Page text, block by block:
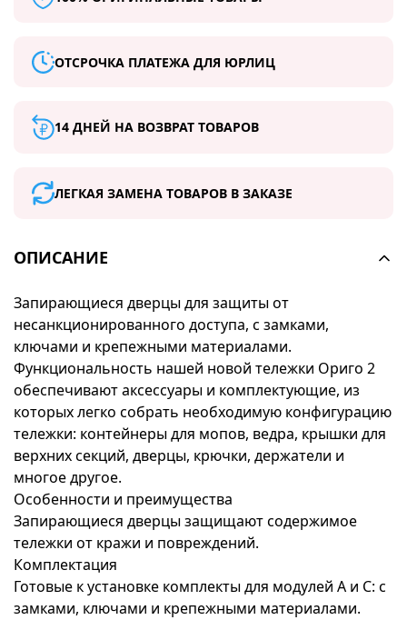
ОТСРОЧКА ПЛАТЕЖА ДЛЯ ЮРЛИЦ
14 ДНЕЙ НА ВОЗВРАТ ТОВАРОВ
ЛЕГКАЯ ЗАМЕНА ТОВАРОВ В ЗАКАЗЕ
ОПИСАНИЕ
Запирающиеся дверцы для защиты от
несанкционированного доступа, с замками,
ключами и крепежными материалами.
Функциональность нашей новой тележки Ориго 2
обеспечивают аксессуары и комплектующие, из
которых легко собрать необходимую конфигурацию
тележки: контейнеры для мопов, ведра, крышки для
верхних секций, дверцы, крючки, держатели и
многое другое.
Особенности и преимущества
Запирающиеся дверцы защищают содержимое
тележки от кражи и повреждений.
Комплектация
Готовые к установке комплекты для модулей A и C: с
замками, ключами и крепежными материалами.